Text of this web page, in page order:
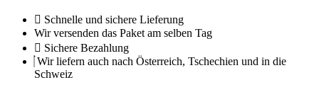
Zum
Inhalt
springen
Schnelle und sichere Lieferung
Wir versenden das Paket am selben Tag
Sichere Bezahlung
Wir liefern auch nach Österreich, Tschechien und in die
Schweiz